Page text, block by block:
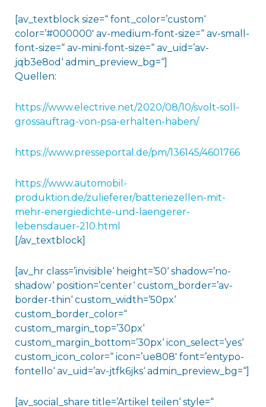
[av_textblock size=“ font_color=’custom‘
color=’#000000′ av-medium-font-size=“ av-small-
font-size=“ av-mini-font-size=“ av_uid=’av-
jqb3e8od‘ admin_preview_bg=“]
Quellen:
https://www.electrive.net/2020/08/10/svolt-soll-
grossauftrag-von-psa-erhalten-haben/
https://www.presseportal.de/pm/136145/4601766
https://www.automobil-
produktion.de/zulieferer/batteriezellen-mit-
mehr-energiedichte-und-laengerer-
lebensdauer-210.html
[/av_textblock]
[av_hr class=’invisible‘ height=’50‘ shadow=’no-
shadow‘ position=’center‘ custom_border=’av-
border-thin‘ custom_width=’50px‘
custom_border_color=“
custom_margin_top=’30px‘
custom_margin_bottom=’30px‘ icon_select=’yes‘
custom_icon_color=“ icon=’ue808′ font=’entypo-
fontello‘ av_uid=’av-jtfk6jks‘ admin_preview_bg=“]
[av_social_share title=’Artikel teilen‘ style=“